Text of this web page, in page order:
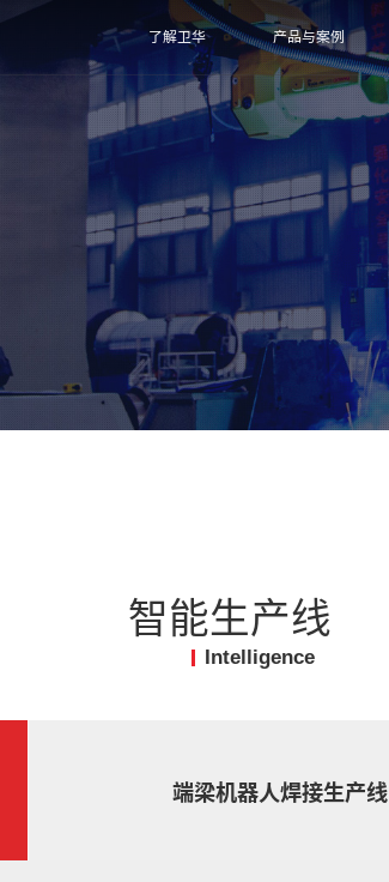
了解卫华 产品与案例
智能生产线
Intelligence
端梁机器人焊接生产线